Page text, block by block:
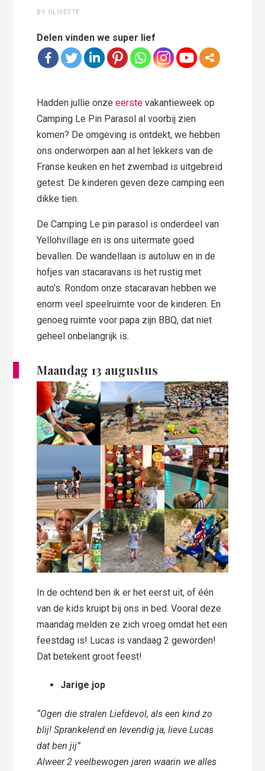
BY OLIVETTE
Delen vinden we super lief
Hadden jullie onzeeerste vakantieweek op
Camping Le Pin Parasol al voorbij zien
komen? De omgeving is ontdekt, we hebben
ons onderworpen aan al het lekkers van de
Franse keuken en het zwembad is uitgebreid
getest. De kinderen geven deze camping een
dikke tien.
De Camping Le pin parasol is onderdeel van
Yellohvillage en is ons uitermate goed
bevallen. De wandellaan is autoluw en in de
hofjes van stacaravans is het rustig met
auto’s. Rondom onze stacaravan hebben we
enorm veel speelruimte voor de kinderen. En
genoeg ruimte voor papa zijn BBQ, dat niet
geheel onbelangrijk is.
Maandag 13 augustus
In de ochtend ben ik er het eerst uit, of één
van de kids kruipt bij ons in bed. Vooral deze
maandag melden ze zich vroeg omdat het een
feestdag is! Lucas is vandaag 2 geworden!
Dat betekent groot feest!
Jarige jop
“Ogen die stralen Liefdevol, als een kind zo
blij! Sprankelend en levendig ja, lieve Lucas
dat ben jij”
Alweer 2 veelbewogen jaren waarin we alles